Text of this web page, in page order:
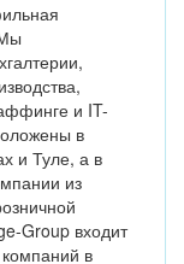
и IT-
в
и Туле, а в
из
Group входит
в